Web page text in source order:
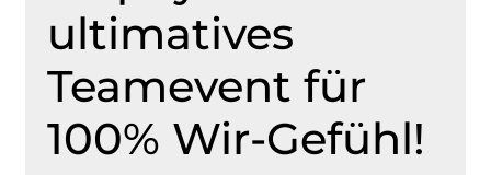
ultimatives
Teamevent für
100% Wir-Gefühl!